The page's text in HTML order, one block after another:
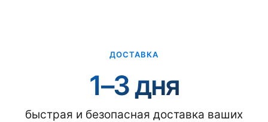
ДОСТАВКА
1–3 дня
быстрая и безопасная доставка ваших